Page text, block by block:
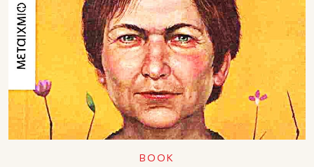
ΒΟΟΚ